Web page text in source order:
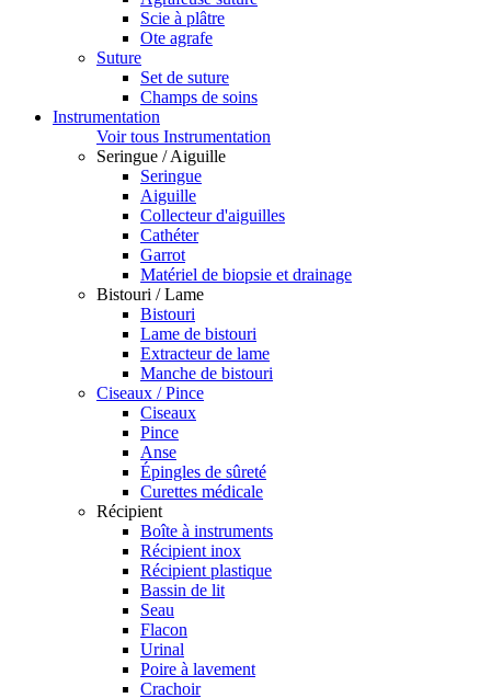
Scie à plâtre
Ote agrafe
Suture
Set de suture
Champs de soins
Instrumentation
Voir tous Instrumentation
Seringue / Aiguille
Seringue
Aiguille
Collecteur d'aiguilles
Cathéter
Garrot
Matériel de biopsie et drainage
Bistouri / Lame
Bistouri
Lame de bistouri
Extracteur de lame
Manche de bistouri
Ciseaux / Pince
Ciseaux
Pince
Anse
Épingles de sûreté
Curettes médicale
Récipient
Boîte à instruments
Récipient inox
Récipient plastique
Bassin de lit
Seau
Flacon
Urinal
Poire à lavement
Crachoir